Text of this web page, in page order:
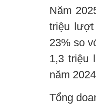
Năm
triệu
23% so
1,3 triệu
năm
Tổng